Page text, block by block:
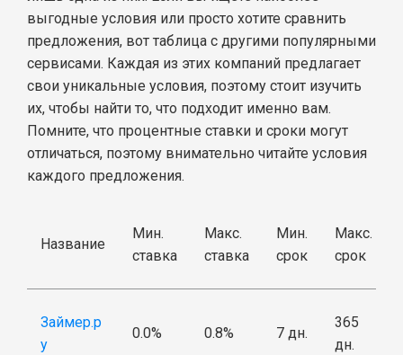
выгодные условия или просто хотите сравнить
предложения, вот таблица с другими популярными
сервисами. Каждая из этих компаний предлагает
свои уникальные условия, поэтому стоит изучить
их, чтобы найти то, что подходит именно вам.
Помните, что процентные ставки и сроки могут
отличаться, поэтому внимательно читайте условия
каждого предложения.
Название
Мин.
ставка
Макс.
ставка
Мин.
срок
Макс.
срок
Займер.р
у
0.0% 0.8% 7 дн.
365
дн.